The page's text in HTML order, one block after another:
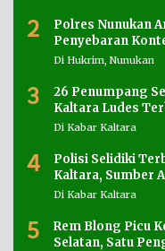
2
Polres Nunukan
Penyebaran
Di Hukrim, Nunukan
3
26 Penumpang
Kaltara Ludes
Di Kabar Kaltara
4
Polisi Selidiki
Kaltara, Sumber
Di Kabar Kaltara
5
Rem Blong Picu
Selatan, Satu